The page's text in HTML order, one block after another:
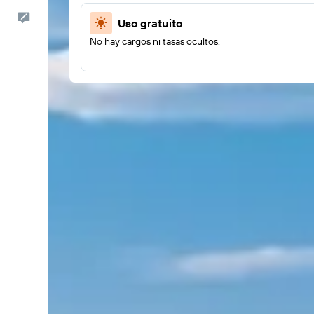
Comentarios Uso gratuito
No hay cargos ni tasas ocultos.